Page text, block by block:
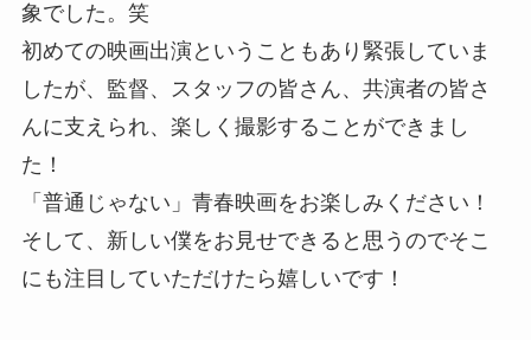
象でした。笑
初めての映画出演ということもあり緊張していま
したが、監督、スタッフの皆さん、共演者の皆さ
んに支えられ、楽しく撮影することができまし
た！
「普通じゃない」青春映画をお楽しみください！
そして、新しい僕をお見せできると思うのでそこ
にも注目していただけたら嬉しいです！